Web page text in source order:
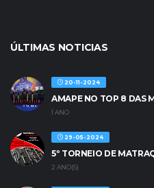
ÚLTIMAS NOTICIAS
20-11-2024
AMAPE NO TOP 8 DAS
1 ANO
29-05-2024
5º TORNEIO DE
2 ANO(S)